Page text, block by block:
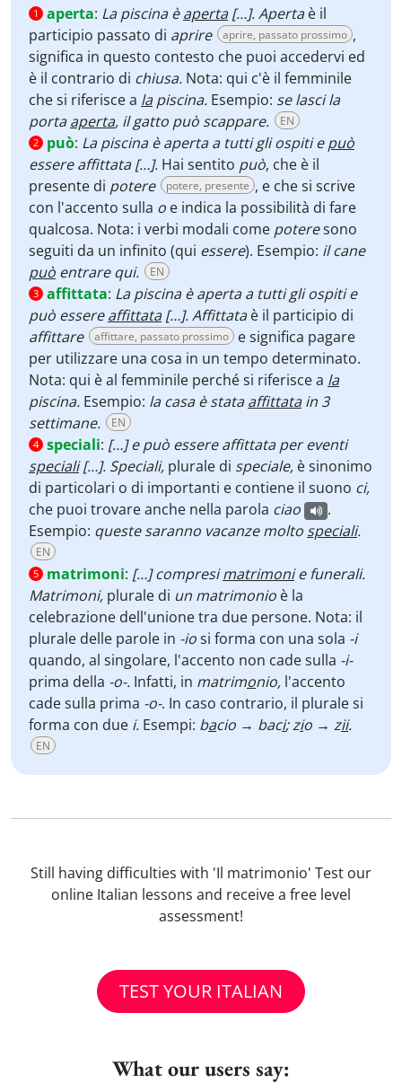
1 aperta: La piscina èaperta[…]. Apertaè il
participio passato di aprire aprire, passato prossimo ,
significa in questo contesto che puoi accedervi ed
è il contrario di chiusa. Nota: qui c'è il femminile
che si riferisce a lapiscina. Esempio: se lasci la
portaaperta, il gatto può scappare. EN
2 può: La piscina è aperta a tutti gli ospiti epuò
essere affittata […]. Hai sentito può, che è il
presente di potere potere, presente , e che si scrive
con l'accento sulla o e indica la possibilità di fare
qualcosa. Nota: i verbi modali come poteresono
seguiti da un infinito (qui essere). Esempio: il cane
può entrare qui. EN
3 affittata: La piscina è aperta a tutti gli ospiti e
può essereaffittata[…]. Affittataè il participio di
affittare
affittare, passato prossimo
e significa pagare
per utilizzare una cosa in un tempo determinato.
Nota: qui è al femminile perché si riferisce a la
piscina. Esempio: la casa è stataaffittatain 3
settimane.
EN
4 speciali: […] e può essere affittata per eventi
speciali[…]. Speciali, plurale di speciale, è sinonimo
di particolari o di importanti e contiene il suono ci,
che puoi trovare anche nella parola ciao
.
Esempio: queste saranno vacanze molto speciali.
EN
5 matrimoni: […] compresimatrimonie funerali.
Matrimoni, plurale di un matrimonio è la
celebrazione dell'unione tra due persone. Nota: il
plurale delle parole in -iosi forma con una sola -i
quando, al singolare, l'accento non cade sulla -i-
prima della -o-. Infatti, in matrimonio, l'accento
cade sulla prima -o-. In caso contrario, il plurale si
forma con due i. Esempi: bacio → baci; zio → zii.
EN
Still having difficulties with 'Il matrimonio' Test our
online Italian lessons and receive a free level
assessment!
TEST YOUR ITALIAN
What our users say: